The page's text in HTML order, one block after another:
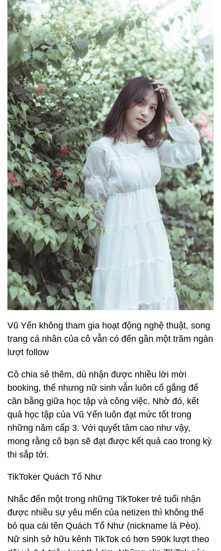
Vũ Yến không tham gia hoạt động nghệ thuật, song
trang cá nhân của cô vẫn có đến gần một trăm ngàn
lượt follow
Cô chia sẻ thêm, dù nhận được nhiều lời mời
booking, thế nhưng nữ sinh vẫn luôn cố gắng để
cân bằng giữa học tập và công việc. Nhờ đó, kết
quả học tập của Vũ Yến luôn đạt mức tốt trong
những năm cấp 3. Với quyết tâm cao như vậy,
mong rằng cô bạn sẽ đạt được kết quả cao trong kỳ
thi sắp tới.
TikToker Quách Tố Như
Nhắc đến một trong những TikToker trẻ tuổi nhận
được nhiều sự yêu mến của netizen thì không thể
bỏ qua cái tên Quách Tố Như (nickname là Pèo).
Nữ sinh sở hữu kênh TikTok có hơn 590k lượt theo